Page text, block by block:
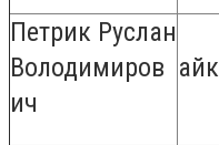
Петрик Руслан
Володимиров
ич